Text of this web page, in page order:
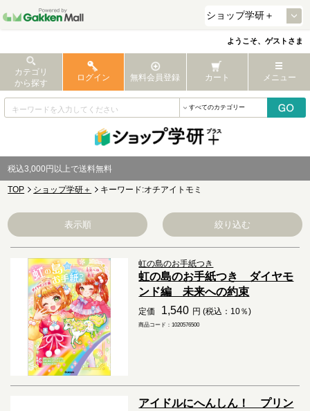
ようこそ、ゲストさま
カテゴリ
から探す
ログイン 無料会員登録 カート メニュー
税込3,000円以上で送料無料
TOP ショップ学研＋ キーワード:オチアイトモミ
表示順 絞り込む
虹の島のお手紙つき
虹の島のお手紙つき ダイヤモ
ンド編 未来への約束
定価 1,540 円 (税込：10％)
商品コード：1020576500
アイドルにへんしん！ プリン